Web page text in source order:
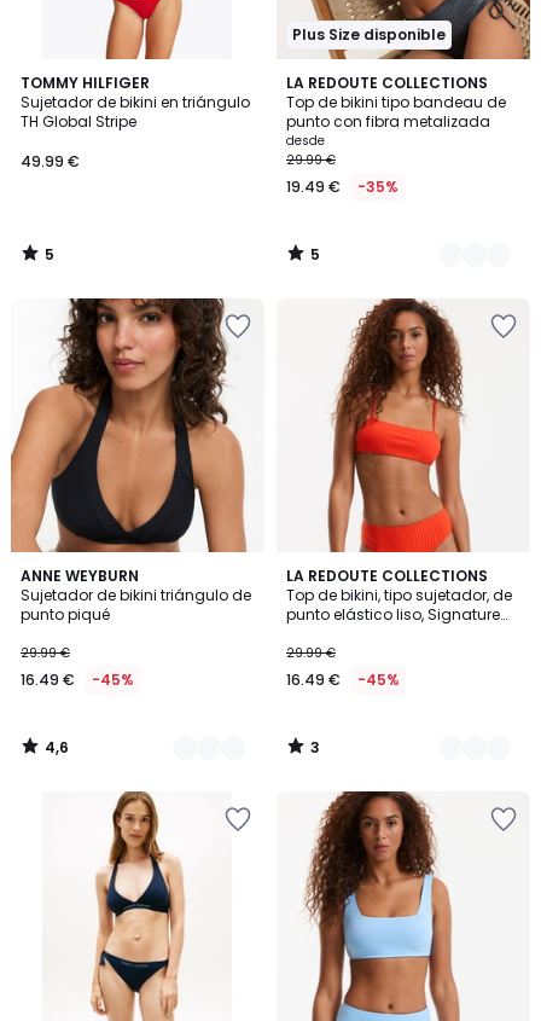
TOMMY HILFIGER
Sujetador de bikini en triángulo
TH Global Stripe
49.99 €
5
/
5
5
/
Plus Size disponible
LA REDOUTE COLLECTIONS
Top de bikini tipo bandeau de
punto con fibra metalizada
desde
29.99 €
19.49 € -35%
5
/
5
2
Colores
5
/
ANNE WEYBURN
Sujetador de bikini triángulo de
punto piqué
29.99 €
16.49 € -45%
4,6
/ 5
2
Colores
4,6
/
LA REDOUTE COLLECTIONS
Top de bikini, tipo sujetador, de
punto elástico liso, Signature
29.99 €
16.49 € -45%
3
/
5
2
Colores
3
/